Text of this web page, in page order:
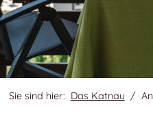
Sie sind hier: Das Katnau